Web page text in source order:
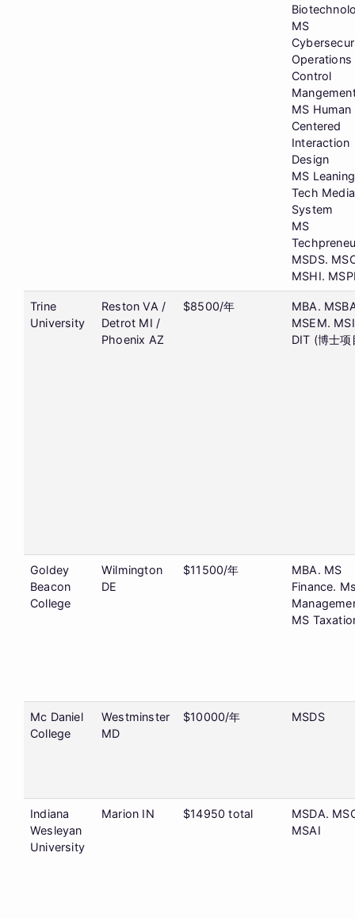
MS
Operations
Control
MS Human
Centered
Interaction
Design
MS Leaning
Tech Media
System
MS
MSDS.
MSHI.
Trine
University
Reston VA /
Detrot MI /
Phoenix AZ
$8500/年
MBA.
MSEM.
DIT (博士项
Goldey
Beacon
College
Wilmington
DE
$11500/年
MBA. MS
Finance.
MS
Mc Daniel
College
Westminster
MD
$10000/年 MSDS
Indiana
Wesleyan
University
Marion IN $14950 total
MSDA.
MSAI